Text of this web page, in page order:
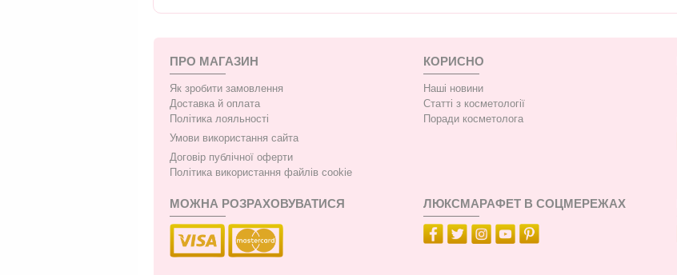
ПРО МАГАЗИН
Як зробити замовлення
Доставка й оплата
Політика лояльності
Умови використання сайта
Договір публічної оферти
Політика використання файлів cookie
КОРИСНО
Наші новини
Статті з косметології
Поради косметолога
МОЖНА РОЗРАХОВУВАТИСЯ ЛЮКСМАРАФЕТ В СОЦМЕРЕЖАХ